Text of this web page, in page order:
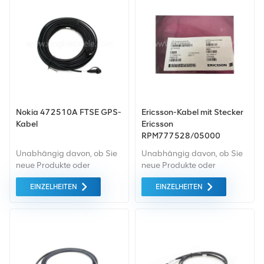
Markt ein. All dies wird zum
bestmöglichen Preis
angeboten.
Nokia 472510A FTSE GPS-
Kabel
Unabhängig davon, ob Sie
neue Produkte oder
renovierte Produkte
benötigen, ist eine
Standard. Wir kaufen nur
Markt. All dies wird zum
bestmöglichen Preis
EINZELHEITEN
Ericsson-Kabel mit Stecker
Ericsson
RPM777528/05000
Unabhängig davon, ob Sie
neue Produkte oder
renovierte Produkte
benötigen, ist eine
Standard. Wir kaufen nur
bestmöglichen Preis
EINZELHEITEN